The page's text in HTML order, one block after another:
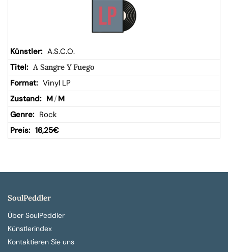
A.S.C.O.
A Sangre Y Fuego
Vinyl LP
M/ M
Rock
16,25€
SoulPeddler
Über SoulPeddler
Künstlerindex
Kontaktieren Sie uns